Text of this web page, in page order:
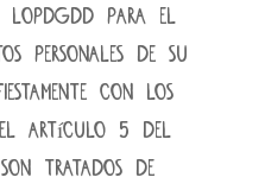
para el
personales de su
con los
el artículo 5 del
tratados de